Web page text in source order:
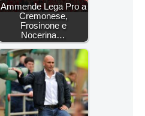
Ammende Lega Pro a
Cremonese,
Frosinone e
Nocerina…